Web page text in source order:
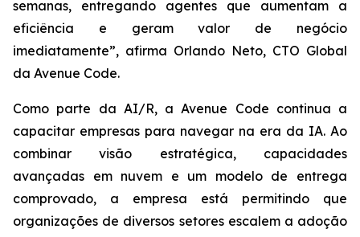
semanas, entregando agentes que aumentam a
eficiência e geram valor de negócio
imediatamente”, afirma Orlando Neto, CTO Global
da Avenue Code.
Como parte da AI/R, a Avenue Code continua a
capacitar empresas para navegar na era da IA. Ao
combinar visão estratégica, capacidades
avançadas em nuvem e um modelo de entrega
comprovado, a empresa está permitindo que
organizações de diversos setores escalem a adoção